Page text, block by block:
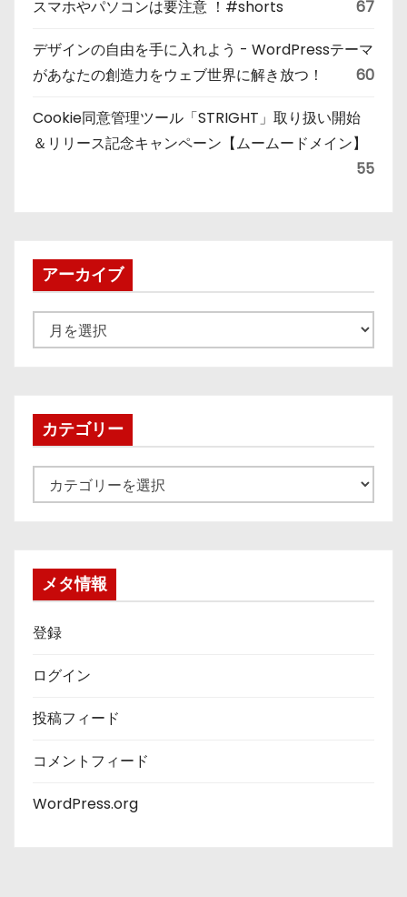
スマホやパソコンは要注意 ！#shorts 67
デザインの自由を手に入れよう - WordPressテーマ
があなたの創造力をウェブ世界に解き放つ！
60
Cookie同意管理ツール「STRIGHT」取り扱い開始
＆リリース記念キャンペーン【ムームードメイン】
55
アーカイブ
ー
ブカテゴリー
テ
メタ情報
登録
ログイン
投稿フィード
コメントフィード
WordPress.org